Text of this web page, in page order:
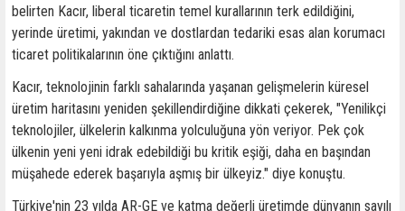
belirten Kacır, liberal ticaretin temel kurallarının terk edildiğini,
yerinde üretimi, yakından ve dostlardan tedariki esas alan korumacı
ticaret politikalarının öne çıktığını anlattı.
Kacır, teknolojinin farklı sahalarında yaşanan gelişmelerin küresel
üretim haritasını yeniden şekillendirdiğine dikkati çekerek, "Yenilikçi
teknolojiler, ülkelerin kalkınma yolculuğuna yön veriyor. Pek çok
ülkenin yeni yeni idrak edebildiği bu kritik eşiği, daha en başından
müşahede ederek başarıyla aşmış bir ülkeyiz." diye konuştu.
Türkiye'nin 23 yılda AR-GE ve katma değerli üretimde dünyanın sayılı